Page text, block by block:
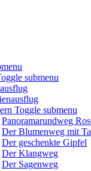
submenu
Toggle submenu
Panoramarundweg
Der Blumenweg mit
Der geschenkte Gipfel
Der Klangweg
Der Sagenweg